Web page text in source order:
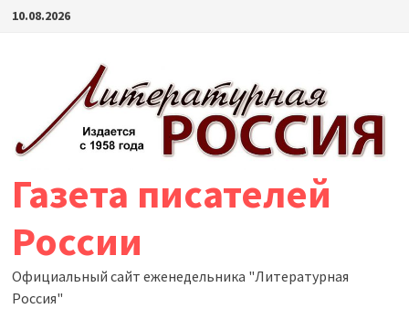
Перейти
10.08.2026
Газета писателей
России
Официальный сайт еженедельника "Литературная
Россия"